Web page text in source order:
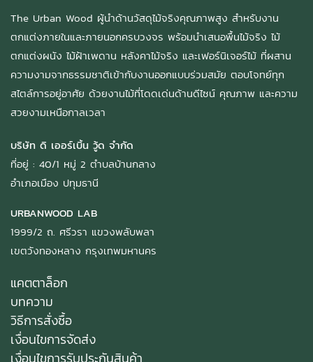
The Urban Wood ผู้นำด้านวัสดุไม้จริงคุณภาพสูง สำหรับงาน
ตกแต่งภายในและภายนอกครบวงจร พร้อมนำเสนอพื้นไม้จริง ไม้
ตกแต่งผนัง ไม้ฝ้าเพดาน หลังคาไม้จริง และเฟอร์นิเจอร์ไม้ ที่ผสาน
ความงามจากธรรมชาติเข้ากับงานออกแบบร่วมสมัย ตอบโจทย์ทุก
สไตล์การอยู่อาศัย ด้วยงานไม้ที่โดดเด่นด้านดีไซน์ คุณภาพ และความ
สวยงามเหนือกาลเวลา
บริษัท ดิ เออร์เบิ้น วู้ด จำกัด
ที่อยู่ : 40/1 หมู่ 2 ตำบลบ้านกลาง
อำเภอเมือง ปทุมธานี
URBANWOOD LAB
1999/2 ถ. ศรีวรา แขวงพลับพลา
เขตวังทองหลาง กรุงเทพมหานคร
แคตตาล็อก
บทความ
วิธีการสั่งซื้อ
เงื่อนไขการจัดส่ง